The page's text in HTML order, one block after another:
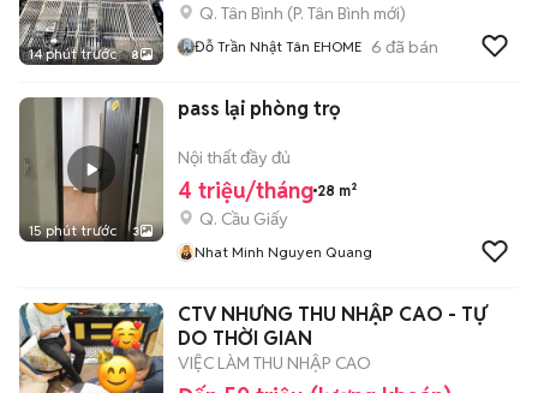
14 phút trước 8
Q. Tân Bình (P. Tân Bình mới)
Đỗ Trần Nhật Tân EHOME 6 đã bán
15 phút trước 3
pass lại phòng trọ
Nội thất đầy đủ
4 triệu/tháng 28 m²
Q. Cầu Giấy
Nhat Minh Nguyen Quang
CTV NHƯNG THU NHẬP CAO - TỰ
DO THỜI GIAN
VIỆC LÀM THU NHẬP CAO